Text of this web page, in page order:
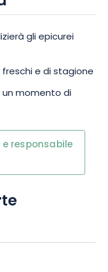
gli epicurei
e di stagione
momento di
responsabile